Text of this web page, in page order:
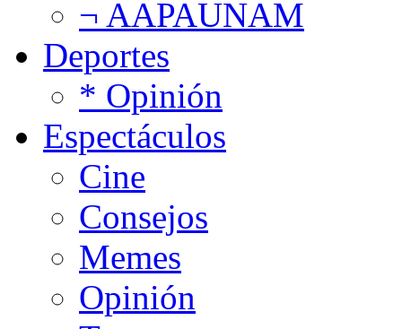
¬ AAPAUNAM
Deportes
* Opinión
Espectáculos
Cine
Consejos
Memes
Opinión